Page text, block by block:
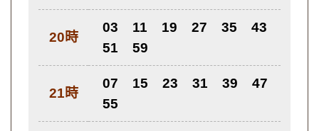
20時
03 11 19 27 35
43
51
59
21時
07 15 23 31 39
47
55